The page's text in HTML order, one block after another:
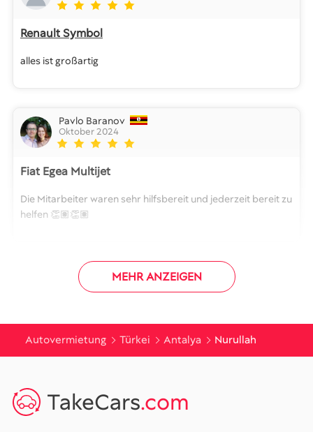
Renault Symbol
alles ist großartig
Pavlo Baranov
Oktober 2024
Fiat Egea Multijet
Die Mitarbeiter waren sehr hilfsbereit und jederzeit bereit zu
helfen 👏🏽👏🏽
MEHR ANZEIGEN
Autovermietung Türkei Antalya Nurullah
TakeCars.com